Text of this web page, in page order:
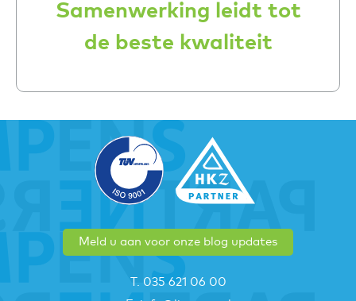
Samenwerking leidt tot
de beste kwaliteit
Meld u aan voor onze blog updates
T. 035 621 06 00